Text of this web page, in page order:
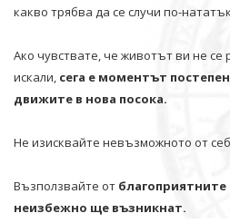
какво трябва да се случи по-
Ако чувствате, че животът ви не се
искали, сега е моментът
движите в нова посока.
Не изисквайте невъзможното от
Възползвайте от
неизбежно ще възникнат.